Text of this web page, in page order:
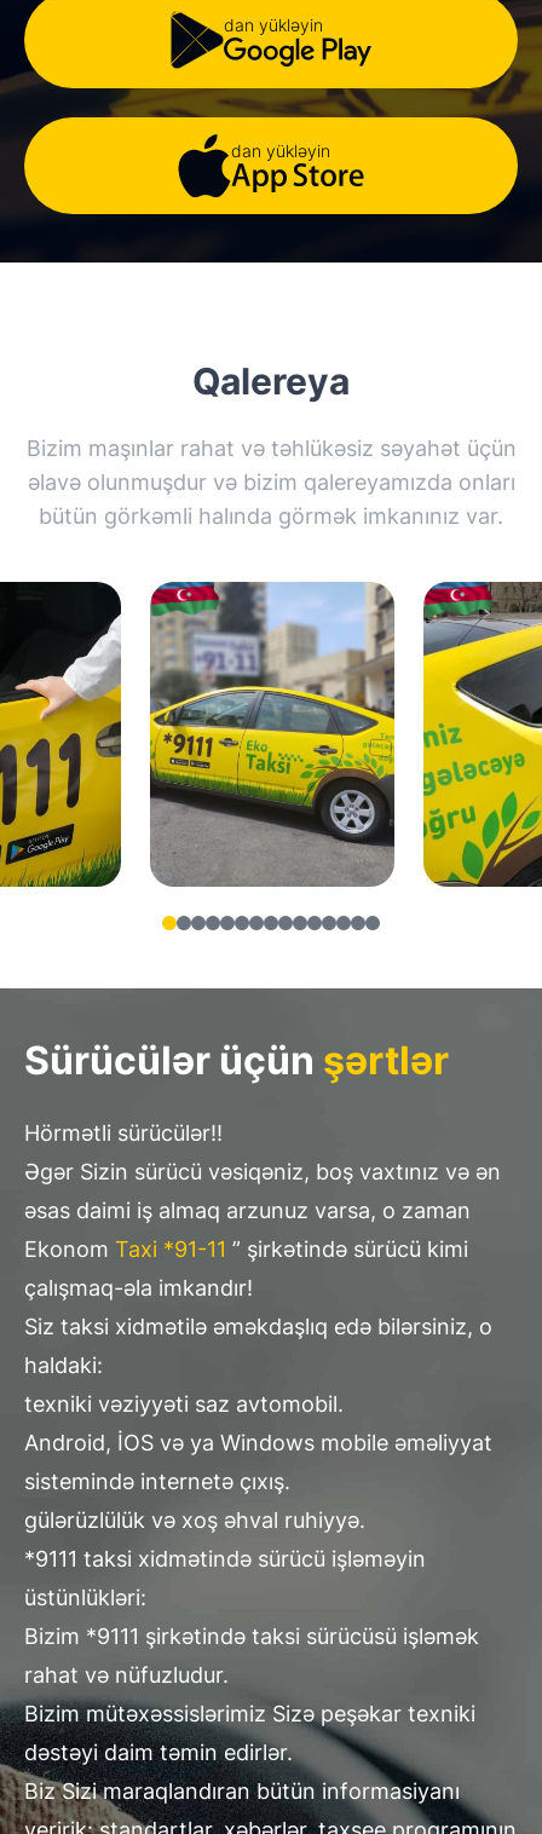
dan yükləyin
dan yükləyin
Qalereya
Bizim maşınlar rahat və təhlükəsiz səyahət üçün
əlavə olunmuşdur və bizim qalereyamızda onları
bütün görkəmli halında görmək imkanınız var.
Sürücülər üçün şərtlər
Hörmətli sürücülər!!
Əgər Sizin sürücü vəsiqəniz, boş vaxtınız və ən
əsas daimi iş almaq arzunuz varsa, o zaman
Ekonom Taxi *91-11 ” şirkətində sürücü kimi
çalışmaq-əla imkandır!
Siz taksi xidmətilə əməkdaşlıq edə bilərsiniz, o
haldaki:
texniki vəziyyəti saz avtomobil.
Android, İOS və ya Windows mobile əməliyyat
sistemində internetə çıxış.
gülərüzlülük və xoş əhval ruhiyyə.
*9111 taksi xidmətində sürücü işləməyin
üstünlükləri:
Bizim *9111 şirkətində taksi sürücüsü işləmək
rahat və nüfuzludur.
Bizim mütəxəssislərimiz Sizə peşəkar texniki
dəstəyi daim təmin edirlər.
Biz Sizi maraqlandıran bütün informasiyanı